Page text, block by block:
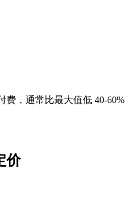
费，通常比最大值低 40-60%
价